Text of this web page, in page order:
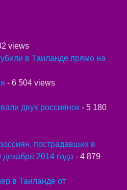
views
убили в Таиланде прямо на
- 6 504 views
двух россиянок - 5 180
пострадавших в
2014 года - 4 879
в Таиланде от